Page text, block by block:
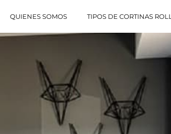
QUIENES SOMOS TIPOS DE CORTINAS